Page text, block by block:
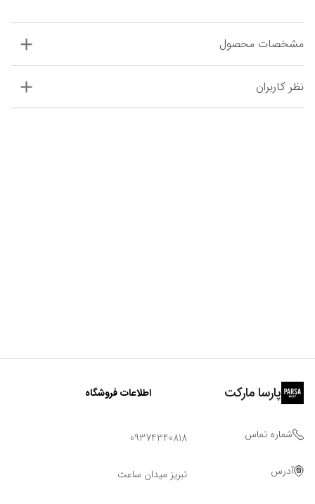
مشخصات محصول
نظر کاربران
پارسا مارکت اطلاعات فروشگاه
شماره تماس 09374340818
آدرس تبریز میدان ساعت